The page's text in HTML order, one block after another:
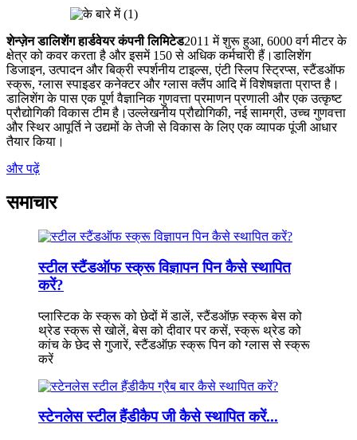
शेन्ज़ेन डालिशेंग हार्डवेयर कंपनी लिमिटेड2011 में शुरू हुआ, 6000 वर्ग मीटर के
क्षेत्र को कवर करता है और इसमें 150 से अधिक कर्मचारी हैं।डालिशेंग
डिजाइन, उत्पादन और बिक्री स्पर्शनीय टाइल्स, एंटी स्लिप स्ट्रिप्स, स्टैंडऑफ
स्क्रू, ग्लास स्पाइडर कनेक्टर और ग्लास क्लैंप आदि में विशेषज्ञता प्राप्त है।
डालिशेंग के पास एक पूर्ण वैज्ञानिक गुणवत्ता प्रमाणन प्रणाली और एक उत्कृष्ट
प्रौद्योगिकी विकास टीम है।उल्लेखनीय प्रौद्योगिकी, नई सामग्री, उच्च गुणवत्ता
और स्थिर आपूर्ति ने उद्यमों के तेजी से विकास के लिए एक व्यापक पूंजी आधार
तैयार किया।
और पढ़ें
समाचार
स्टील स्टैंडऑफ स्क्रू विज्ञापन पिन कैसे स्थापित
करें?
प्लास्टिक के स्क्रू को छेदों में डालें, स्टैंडऑफ़ स्क्रू बेस को
थ्रेड स्क्रू से खोलें, बेस को दीवार पर कसें, स्क्रू थ्रेड को
कांच के छेद से गुजारें, स्टैंडऑफ़ स्क्रू पिन को ग्लास से स्क्रू
करें
स्टेनलेस स्टील हैंडीकैप जी कैसे स्थापित करें...